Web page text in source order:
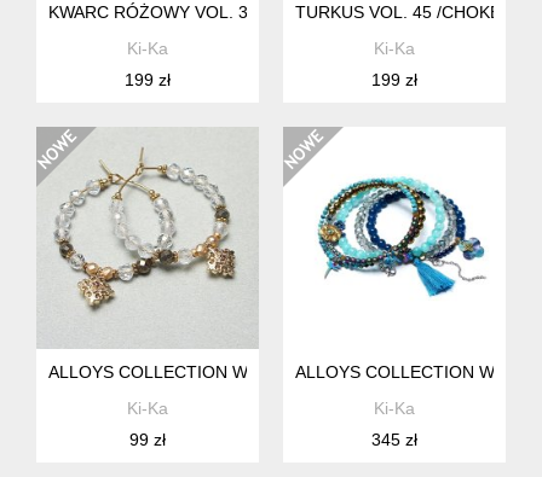
KWARC RÓŻOWY VOL. 3 /CHOKER/ NASZYJNIK -
Ki-Ka
199 zł
TURKUS VOL. 45 /CHOKER/
Ki-Ka
199 zł
ALLOYS COLLECTION WIANKI /TOPAZ/ - KOLCZYKI /22.07.24/
Ki-Ka
99 zł
ALLOYS COLLECTION
Ki-Ka
345 zł